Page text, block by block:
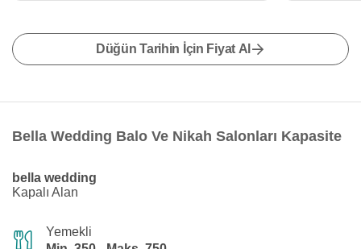
Düğün Tarihin İçin Fiyat Al
Bella Wedding Balo Ve Nikah Salonları Kapasite
bella wedding
Kapalı Alan
Yemekli